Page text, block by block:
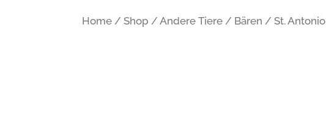
Home /Shop /Andere Tiere / Bären / St. Antonio